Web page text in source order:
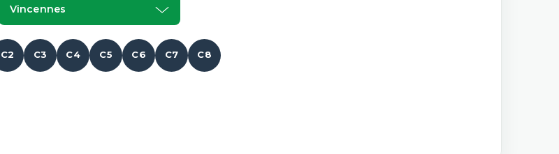
Vincennes
C2 C3 C4 C5 C6 C7 C8